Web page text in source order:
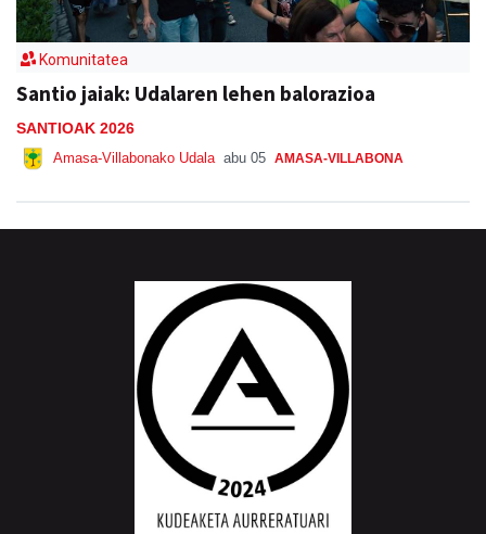
Komunitatea
Santio jaiak: Udalaren lehen balorazioa
SANTIOAK 2026
Amasa-Villabonako Udala abu 05 AMASA-VILLABONA